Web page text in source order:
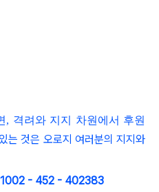
2020.6.4)
, 격려와 지지 차원에서 후원
는 것은 오로지 여러분의 지지와
1002 - 452 - 402383